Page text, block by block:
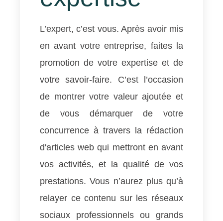
L’expert, c’est vous. Après avoir mis
en avant votre entreprise, faites la
promotion de votre expertise et de
votre savoir-faire. C’est l’occasion
de montrer votre valeur ajoutée et
de vous démarquer de votre
concurrence à travers la rédaction
d'articles web qui mettront en avant
vos activités, et la qualité de vos
prestations. Vous n’aurez plus qu’à
relayer ce contenu sur les réseaux
sociaux professionnels ou grands